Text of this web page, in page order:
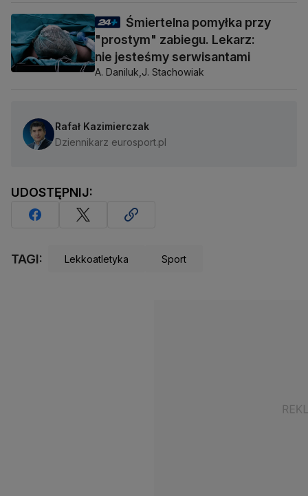
Śmiertelna pomyłka przy
"prostym" zabiegu. Lekarz:
nie jesteśmy serwisantami
A. Daniluk,J. Stachowiak
Rafał Kazimierczak
Dziennikarz eurosport.pl
UDOSTĘPNIJ:
TAGI: Lekkoatletyka Sport